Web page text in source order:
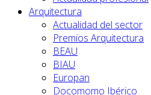
Arquitectura
Actualidad del sector
Premios Arquitectura
BEAU
BIAU
Europan
Docomomo Ibérico